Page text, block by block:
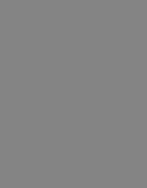
Verzeichnis